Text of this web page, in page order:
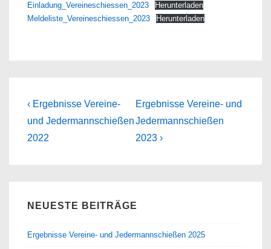
Einladung_Vereineschiessen_2023
Herunterladen
Meldeliste_Vereineschiessen_2023
Herunterladen
Beitragsnavigation
Previous
Post
is
‹ Ergebnisse Vereine-
und Jedermannschießen
2022
Next
Post
is
Ergebnisse Vereine- und
Jedermannschießen
2023 ›
NEUESTE BEITRÄGE
Ergebnisse Vereine- und Jedermannschießen 2025